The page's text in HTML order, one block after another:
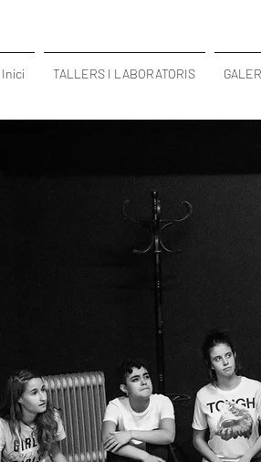
Inici TALLERS I LABORATORIS